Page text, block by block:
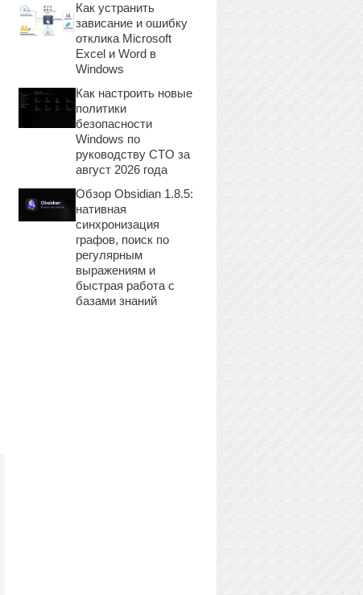
Как устранить
зависание и ошибку
отклика Microsoft
Excel и Word в
Windows
Как настроить новые
политики
безопасности
Windows по
руководству CTO за
август 2026 года
Обзор Obsidian 1.8.5:
нативная
синхронизация
графов, поиск по
регулярным
выражениям и
быстрая работа с
базами знаний